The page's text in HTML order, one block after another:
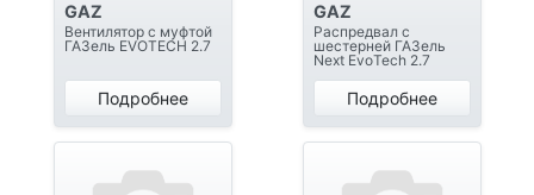
GAZ
Вентилятор с муфтой
ГАЗель EVOTECH 2.7
Подробнее
GAZ
Распредвал с
шестерней ГАЗель
Next EvoTech 2.7
Подробнее